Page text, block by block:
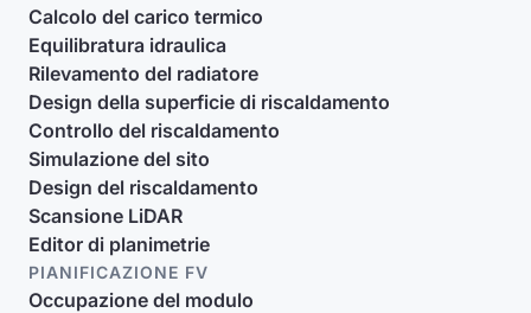
Calcolo del carico termico
Equilibratura idraulica
Rilevamento del radiatore
Design della superficie di riscaldamento
Controllo del riscaldamento
Simulazione del sito
Design del riscaldamento
Scansione LiDAR
Editor di planimetrie
PIANIFICAZIONE FV
Occupazione del modulo